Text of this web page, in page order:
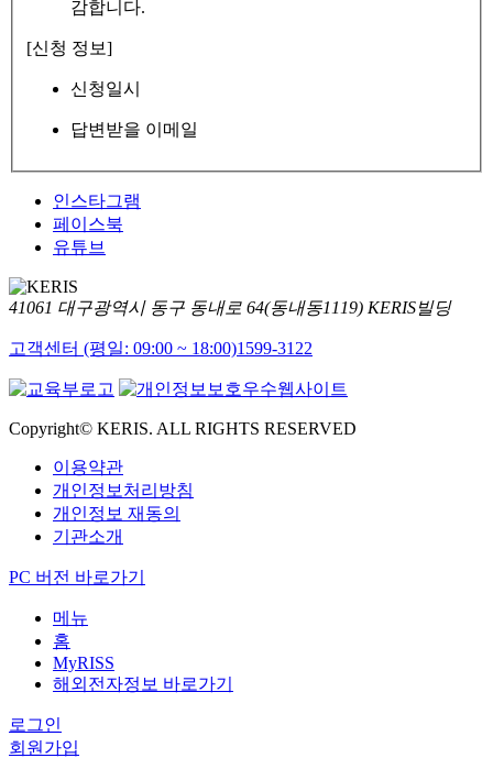
감합니다.
[신청 정보]
신청일시
답변받을 이메일
인스타그램
페이스북
유튜브
41061 대구광역시 동구 동내로 64(동내동1119) KERIS빌딩
고객센터 (평일: 09:00 ~ 18:00)1599-3122
Copyright© KERIS. ALL RIGHTS RESERVED
이용약관
개인정보처리방침
개인정보 재동의
기관소개
PC 버전 바로가기
메뉴
홈
MyRISS
해외전자정보 바로가기
로그인
회원가입